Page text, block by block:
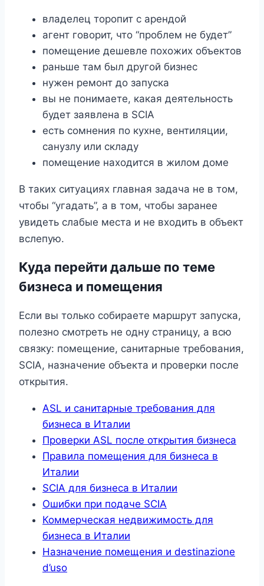
владелец торопит с арендой
агент говорит, что “проблем не будет”
помещение дешевле похожих объектов
раньше там был другой бизнес
нужен ремонт до запуска
вы не понимаете, какая деятельность
будет заявлена в SCIA
есть сомнения по кухне, вентиляции,
санузлу или складу
помещение находится в жилом доме
В таких ситуациях главная задача не в том,
чтобы “угадать”, а в том, чтобы заранее
увидеть слабые места и не входить в объект
вслепую.
Куда перейти дальше по теме
бизнеса и помещения
Если вы только собираете маршрут запуска,
полезно смотреть не одну страницу, а всю
связку: помещение, санитарные требования,
SCIA, назначение объекта и проверки после
открытия.
ASL и санитарные требования для
бизнеса в Италии
Проверки ASL после открытия бизнеса
Правила помещения для бизнеса в
Италии
SCIA для бизнеса в Италии
Ошибки при подаче SCIA
Коммерческая недвижимость для
бизнеса в Италии
Назначение помещения и destinazione
d’uso